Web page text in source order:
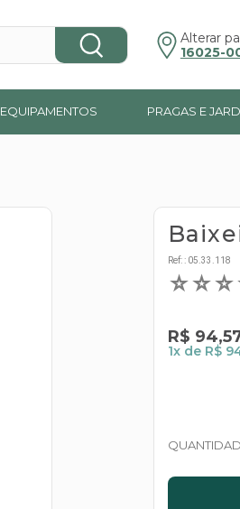
Alterar
16025-
EQUIPAMENTOS PRAGAS E
Ref: : 05.33.118
☆☆☆
R$ 94,
1x de R$